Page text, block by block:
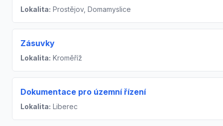
Lokalita: Prostějov, Domamyslice
Zásuvky
Lokalita: Kroměříž
Dokumentace pro územní řízení
Lokalita: Liberec